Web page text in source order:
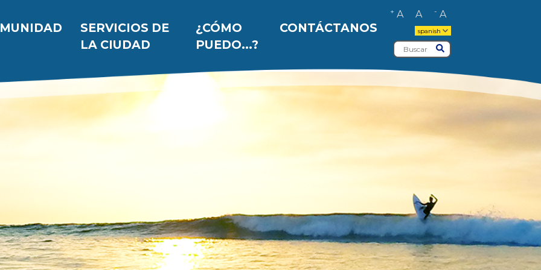
principalSERVICIOS DE
LA CIUDAD
¿CÓMO
PUEDO...?
CONTÁCTANOS
- A
A
+ A
spanish
Buscar Entregar